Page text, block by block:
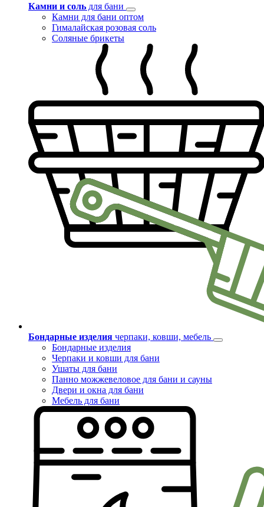
Камни и соль для бани
Камни для бани оптом
Гималайская розовая соль
Соляные брикеты
Бондарные изделия черпаки, ковши, мебель
Бондарные изделия
Черпаки и ковши для бани
Ушаты для бани
Панно можжевеловое для бани и сауны
Двери и окна для бани
Мебель для бани